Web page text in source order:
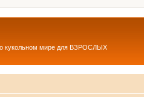
о кукольном мире для ВЗРОСЛЫХ